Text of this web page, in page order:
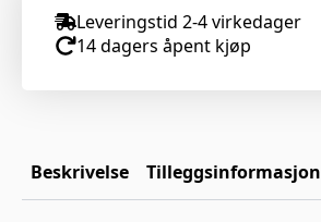
Leveringstid 2-4 virkedager
14 dagers åpent kjøp
Beskrivelse Tilleggsinformasjon